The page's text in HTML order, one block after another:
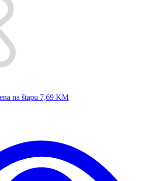
na štapu 7,69 KM